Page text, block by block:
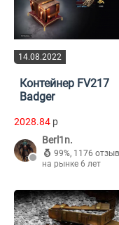
14.08.2022
Контейнер FV217
Badger
2028.84 p
Berl1n.
99%, 1176
на рынке 6 лет